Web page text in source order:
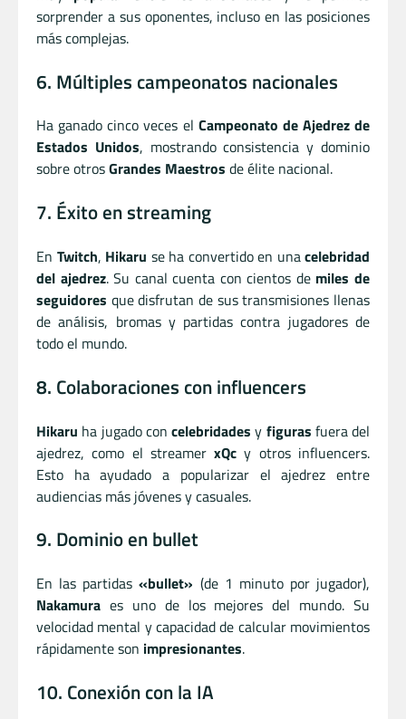
sorprender a sus oponentes, incluso en las posiciones
más complejas.
6. Múltiples campeonatos nacionales
Ha ganado cinco veces el Campeonato de Ajedrez de
Estados Unidos, mostrando consistencia y dominio
sobre otrosGrandes Maestros de élite nacional.
7. Éxito en streaming
En Twitch, Hikaru se ha convertido en unacelebridad
del ajedrez. Su canal cuenta con cientos de miles de
seguidores que disfrutan de sus transmisiones llenas
de análisis, bromas y partidas contra jugadores de
todo el mundo.
8. Colaboraciones con influencers
Hikaru ha jugado con celebridades y figuras fuera del
ajedrez, como el streamerxQc y otros influencers.
Esto ha ayudado a popularizar el ajedrez entre
audiencias más jóvenes y casuales.
9. Dominio en bullet
En las partidas«bullet» (de 1 minuto por jugador),
Nakamura es uno de los mejores del mundo. Su
velocidad mental y capacidad de calcular movimientos
rápidamente son impresionantes.
10. Conexión con la IA